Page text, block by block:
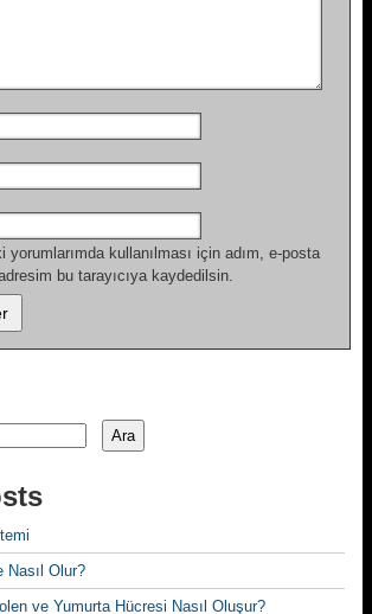
yorumlarımda kullanılması için adım, e-posta
bu tarayıcıya kaydedilsin.
Ara
Nasıl Olur?
ve Yumurta Hücresi Nasıl Oluşur?